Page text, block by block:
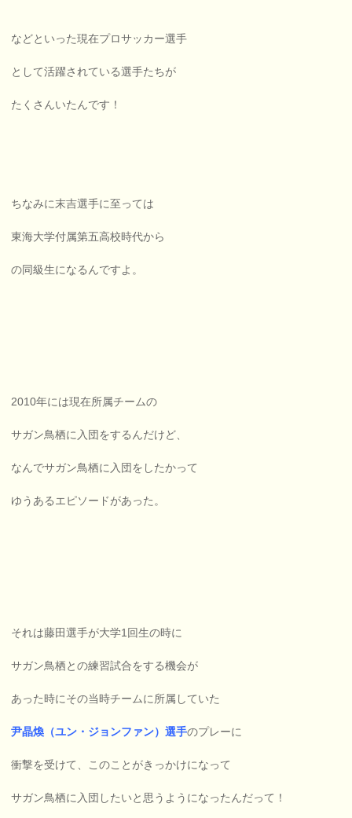
などといった現在プロサッカー選手
として活躍されている選手たちが
たくさんいたんです！
ちなみに末吉選手に至っては
東海大学付属第五高校時代から
の同級生になるんですよ。
2010年には現在所属チームの
サガン鳥栖に入団をするんだけど、
なんでサガン鳥栖に入団をしたかって
ゆうあるエピソードがあった。
それは藤田選手が大学1回生の時に
サガン鳥栖との練習試合をする機会が
あった時にその当時チームに所属していた
尹晶煥（ユン・ジョンファン）選手のプレーに
衝撃を受けて、このことがきっかけになって
サガン鳥栖に入団したいと思うようになったんだって！